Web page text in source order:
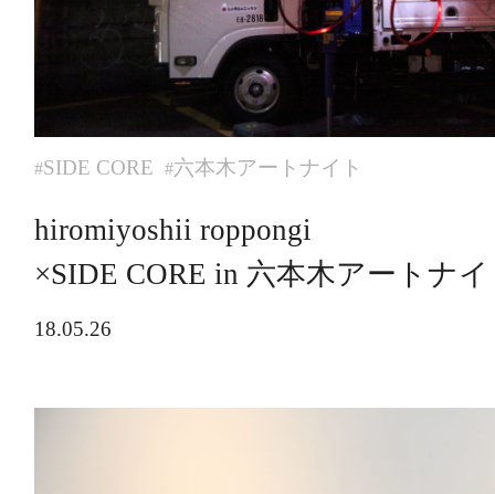
#SIDE CORE #六本木アートナイト
hiromiyoshii roppongi
×SIDE CORE in 六本木アートナ
18.05.26